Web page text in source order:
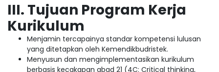
III. Tujuan Program Kerja
Kurikulum
Menjamin tercapainya standar kompetensi lulusan
yang ditetapkan oleh Kemendikbudristek.
Menyusun dan mengimplementasikan kurikulum
berbasis kecakapan abad 21 (4C: Critical thinking,